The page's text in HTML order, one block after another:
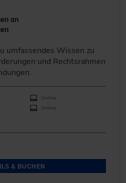
an
umfassendes Wissen zu
und Rechtsrahmen
Online
Online
& BUCHEN